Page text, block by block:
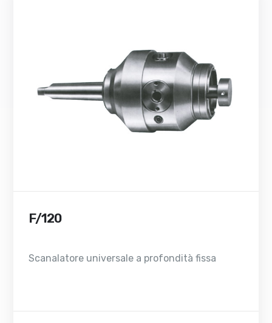
F/120
Scanalatore universale a profondità fissa